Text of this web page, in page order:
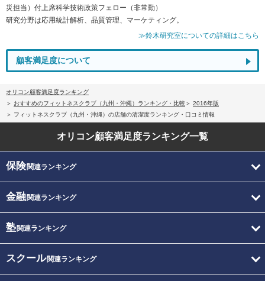
災担当）付上席科学技術政策フェロー（非常勤）
研究分野は応用統計解析、品質管理、マーケティング。
≫鈴木研究室についての詳細はこちら
顧客満足度について
オリコン顧客満足度ランキング
おすすめのフィットネスクラブ（九州・沖縄）ランキング・比較
2016年版
フィットネスクラブ（九州・沖縄）の店舗の清潔度ランキング・口コミ情報
オリコン顧客満足度ランキング一覧
保険関連ランキング
金融関連ランキング
塾関連ランキング
スクール関連ランキング